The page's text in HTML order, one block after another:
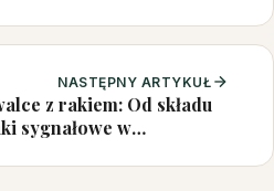
NASTĘPNY ARTYKUŁ
z rakiem: Od składu
sygnałowe w